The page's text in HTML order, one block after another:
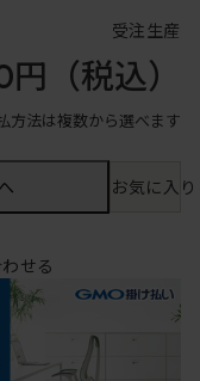
受注生産
円 （税込）
方法は複数から選べます
お気に入
せる